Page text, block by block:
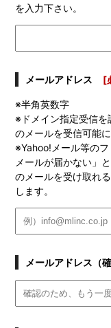
を入力下さい。
メールアドレス [
※半角英数字
※ドメイン指定受信
のメールを受信可能
※Yahoo!メール等の
メールが届かない」
のメールを受け取れ
します。
メールアドレス（確